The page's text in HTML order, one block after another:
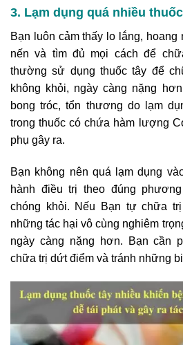
3. Lạm dụng quá nhiều
Bạn luôn cảm thấy lo lắng, hoang
nến và tìm đủ mọi cách để
thường sử dụng thuốc tây để
không khỏi, ngày càng nặng
bong tróc, tổn thương do lạm
trong thuốc có chứa hàm lượng
phụ gây ra.
Bạn không nên quá lạm dụng
hành điều trị theo đúng
chóng khỏi. Nếu Bạn tự chữa
những tác hại vô cùng nghiêm
ngày càng nặng hơn. Bạn cần
chữa trị dứt điểm và tránh những